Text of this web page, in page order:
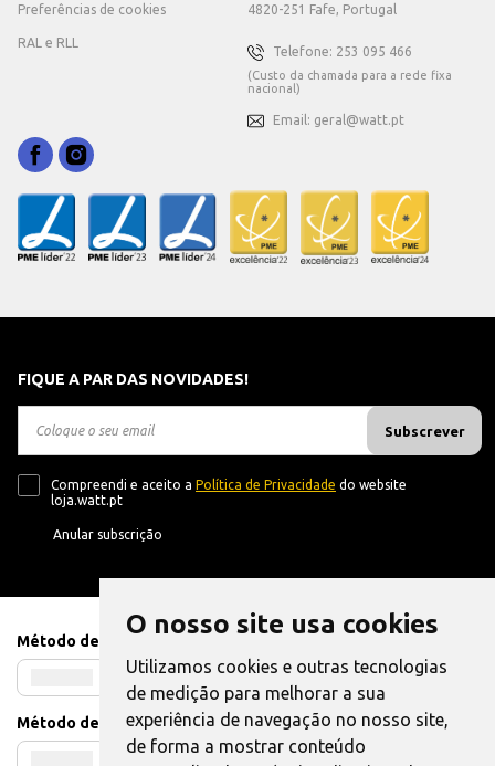
O nosso site usa cookies
Utilizamos cookies e outras tecnologias
de medição para melhorar a sua
experiência de navegação no nosso site,
de forma a mostrar conteúdo
Preferências de cookies
RAL e RLL
4820-251 Fafe, Portugal
Telefone: 253 095 466
(Custo da chamada para a rede fixa
nacional)
Email: geral@watt.pt
FIQUE A PAR DAS NOVIDADES!
Subscrever
Compreendi e aceito a Política de Privacidade do website
loja.watt.pt
Anular subscrição
Método de Pagamento
Método de Envio